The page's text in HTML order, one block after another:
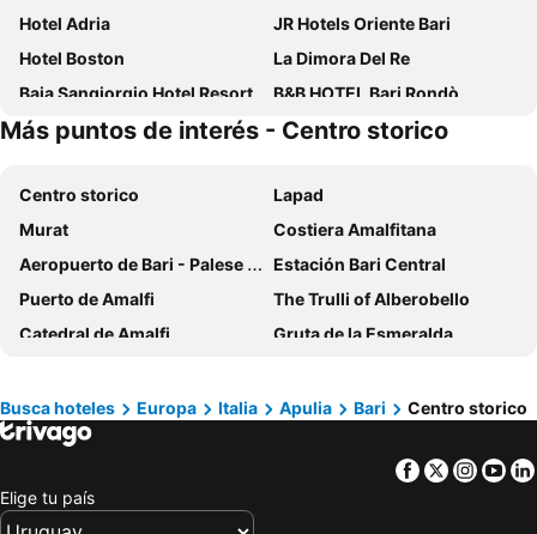
Hotel Adria
JR Hotels Oriente Bari
Hotel Boston
La Dimora Del Re
Baia Sangiorgio Hotel Resort
B&B HOTEL Bari Rondò
Hotel Majesty Bari
Grand Hotel Leon D'Oro
Hotel HR
Hi Hotel Bari
Residence Hotel Moderno
San Nicola D'Amare
Hotel Riva Del Sole
UNA HOTELS Regina Bari
Mercure Villa Romanazzi Carducci Bari
Hotel Costa
Hotel Auditorium
Victor Hotel Bari
Más puntos de interés - Centro storico
Centro storico
Lapad
Murat
Costiera Amalfitana
Aeropuerto de Bari - Palese Karol Wojtyla
Estación Bari Central
Puerto de Amalfi
The Trulli of Alberobello
Catedral de Amalfi
Gruta de la Esmeralda
Marina di Pulsano
Punta Prosciutto beach
San Foca Centro
Puerto de Bari
Busca hoteles Europa Italia Apulia Bari Centro storico
Facebook
Twitter
Elige tu país